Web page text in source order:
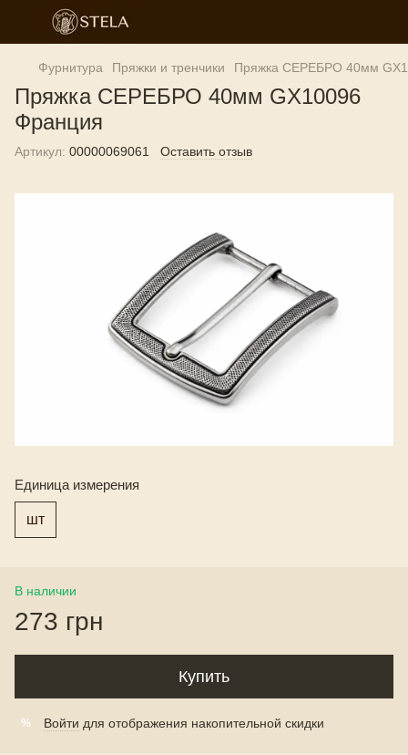
Фурнитура Пряжки и тренчики Пряжка СЕРЕБРО 40мм
Пряжка СЕРЕБРО 40мм GX10096
Франция
Артикул: 00000069061 Оставить отзыв
Единица измерения
шт
В наличии
273 грн
Купить
% Войти для отображения накопительной скидки